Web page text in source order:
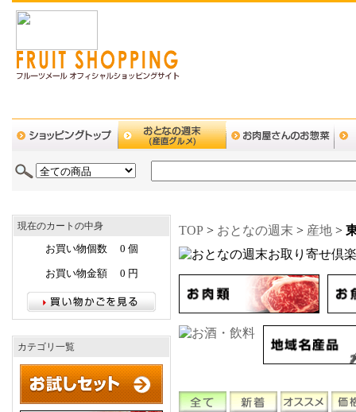
現在のカートの中身
お買い物個数 0 個
お買い物金額 0 円
カテゴリ一覧
TOP > おとなの週末 > 産地 >